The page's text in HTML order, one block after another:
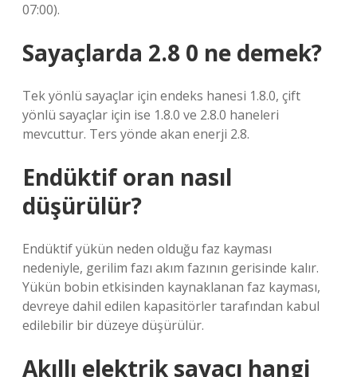
07:00).
Sayaçlarda 2.8 0 ne demek?
Tek yönlü sayaçlar için endeks hanesi 1.8.0, çift
yönlü sayaçlar için ise 1.8.0 ve 2.8.0 haneleri
mevcuttur. Ters yönde akan enerji 2.8.
Endüktif oran nasıl
düşürülür?
Endüktif yükün neden olduğu faz kayması
nedeniyle, gerilim fazı akım fazının gerisinde kalır.
Yükün bobin etkisinden kaynaklanan faz kayması,
devreye dahil edilen kapasitörler tarafından kabul
edilebilir bir düzeye düşürülür.
Akıllı elektrik sayacı hangi